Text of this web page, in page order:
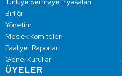
Türkiye Sermaye Piyasaları
Birliği
Yönetim
Meslek Komiteleri
Faaliyet Raporları
Genel Kurullar
ÜYELER